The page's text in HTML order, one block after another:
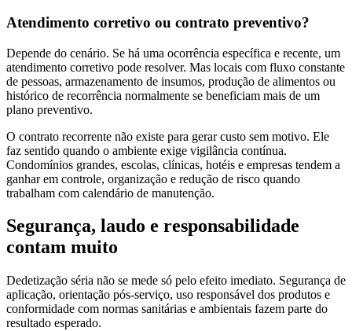
Atendimento corretivo ou contrato preventivo?
Depende do cenário. Se há uma ocorrência específica e recente, um
atendimento corretivo pode resolver. Mas locais com fluxo constante
de pessoas, armazenamento de insumos, produção de alimentos ou
histórico de recorrência normalmente se beneficiam mais de um
plano preventivo.
O contrato recorrente não existe para gerar custo sem motivo. Ele
faz sentido quando o ambiente exige vigilância contínua.
Condomínios grandes, escolas, clínicas, hotéis e empresas tendem a
ganhar em controle, organização e redução de risco quando
trabalham com calendário de manutenção.
Segurança, laudo e responsabilidade
contam muito
Dedetização séria não se mede só pelo efeito imediato. Segurança de
aplicação, orientação pós-serviço, uso responsável dos produtos e
conformidade com normas sanitárias e ambientais fazem parte do
resultado esperado.